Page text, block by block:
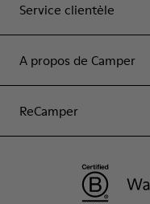
Service clientèle
A propos de Camper
ReCamper